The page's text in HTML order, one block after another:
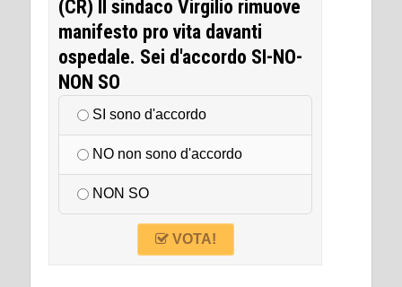
(CR) Il sindaco Virgilio rimuove
manifesto pro vita davanti
ospedale. Sei d'accordo SI-NO-
NON SO
SI sono d'accordo
NO non sono d'accordo
NON SO
VOTA!